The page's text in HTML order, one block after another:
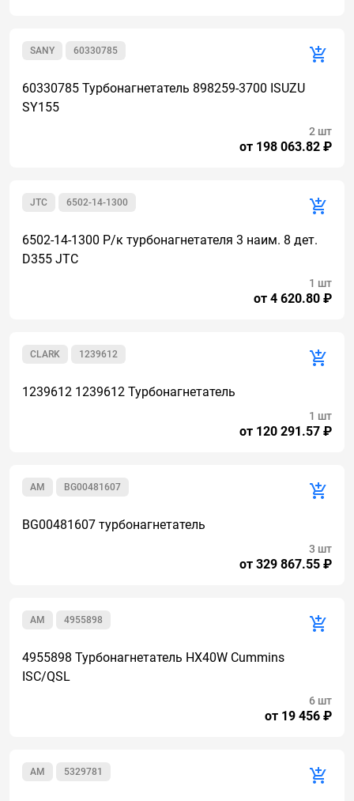
60330785
SANY
60330785 Турбонагнетатель 898259-3700 ISUZU
SY155
от 198 063.82 ₽
2 шт
6502-14-1300
JTC
6502-14-1300 Р/к турбонагнетателя 3 наим. 8 дет.
D355 JTC
от 4 620.80 ₽
1 шт
1239612
CLARK
1239612 1239612 Турбонагнетатель
от 120 291.57 ₽
1 шт
BG00481607
AM
BG00481607 турбонагнетатель
от 329 867.55 ₽
3 шт
4955898
AM
4955898 Турбонагнетатель HX40W Cummins
ISC/QSL
от 19 456 ₽
6 шт
5329781
AM